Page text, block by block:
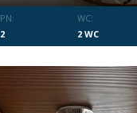
PN:
2
WC:
2 WC